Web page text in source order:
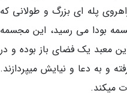
پله ای بزرگ و طولانی که
بودا می رسید، این مجسمه
18 متر ارتفاع دارد. موقعیت این معبد یک فضای باز بوده و در
رفته و به دعا و نیایش میپردازند.
میکند.